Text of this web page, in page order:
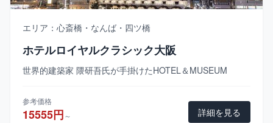
エリア：心斎橋・なんば・四ツ橋
ホテルロイヤルクラシック大阪
世界的建築家 隈研吾氏が手掛けたHOTEL＆MUSEUM
参考価格
15555円～ 詳細を見る